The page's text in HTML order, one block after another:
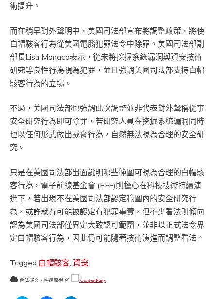
術提升。
而在稍早對外聲明中，美國司法部宣布將調整政策，將使
白帽駭客行為從美國電腦犯罪法令中除罪。美國司法部副
部長Lisa Monaco表示，從未將挖掘系統漏洞與資安技術
研究等良性行為視為犯罪，並且強調美國司法部支持白帽
駭客行為的立場。
不過，美國司法部也強調此次調整並非代表對外聲稱從事
安全研究行為即可除罪，若研究人員在挖掘系統漏洞同時
也以任何形式做出威脅行為，自然無法視為合理的安全研
究。
只是在美國司法部出面說明哪些範圍可視為合理的白帽駭
客行為，電子前線基金會 (EFF)則擔心在科技技術持續演
進下，若出現不在美國司法部認定範圍內的安全研究行
為，或許就有可能被認定有犯罪事實，但不少看法則傾向
認為美國司法部僅界定大致認可範圍，並非以正式法令界
定白帽駭客行為，因此仍可能隨著技術演進而調整看法。
Tagged 白帽駭客, 資安
合法好文，快速取得 ＠ ContentParty